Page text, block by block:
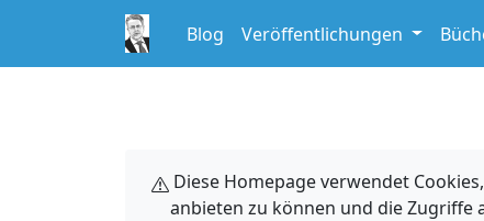
Blog Veröffentlichungen
Diese Homepage verwendet
anbieten zu können und die Zugriffe